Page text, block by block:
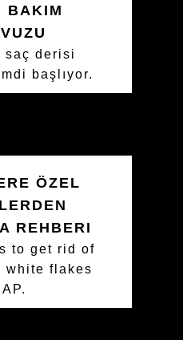
BAKIM
saç derisi
başlıyor.
ÖZEL
REHBERI
to get rid of
white flakes